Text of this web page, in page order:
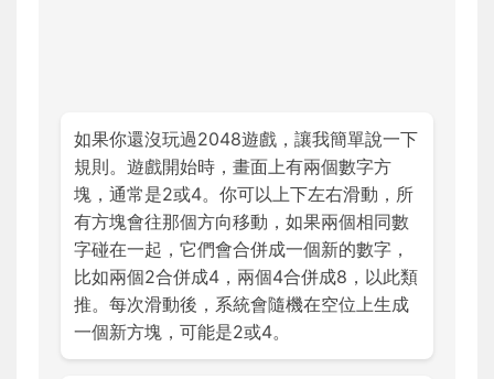
如果你還沒玩過2048遊戲，讓我簡單說一下
規則。遊戲開始時，畫面上有兩個數字方
塊，通常是2或4。你可以上下左右滑動，所
有方塊會往那個方向移動，如果兩個相同數
字碰在一起，它們會合併成一個新的數字，
比如兩個2合併成4，兩個4合併成8，以此類
推。每次滑動後，系統會隨機在空位上生成
一個新方塊，可能是2或4。